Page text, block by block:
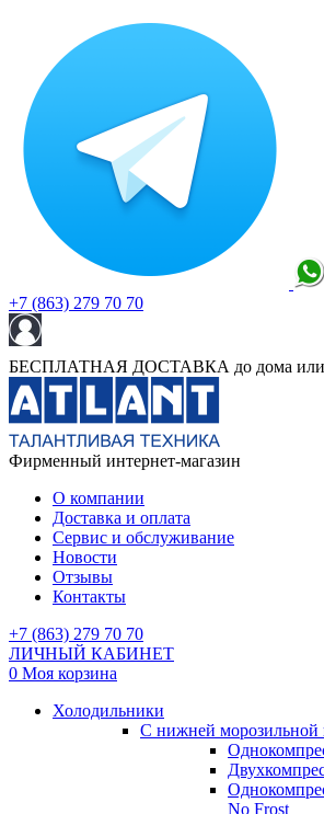
+7 (863) 279 70 70
БЕСПЛАТНАЯ ДОСТАВКА до дома или
Фирменный интернет-магазин
О компании
Доставка и оплата
Сервис и обслуживание
Новости
Отзывы
Контакты
+7 (863) 279 70 70
ЛИЧНЫЙ КАБИНЕТ
0 Моя корзина
Холодильники
С нижней морозильной
No Frost